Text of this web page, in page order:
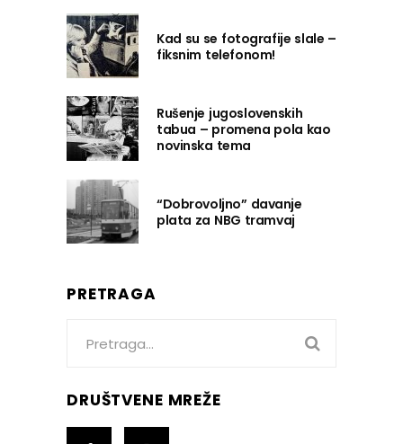
Kad su se fotografije slale –
fiksnim telefonom!
Rušenje jugoslovenskih
tabua – promena pola kao
novinska tema
“Dobrovoljno” davanje
plata za NBG tramvaj
PRETRAGA
DRUŠTVENE MREŽE